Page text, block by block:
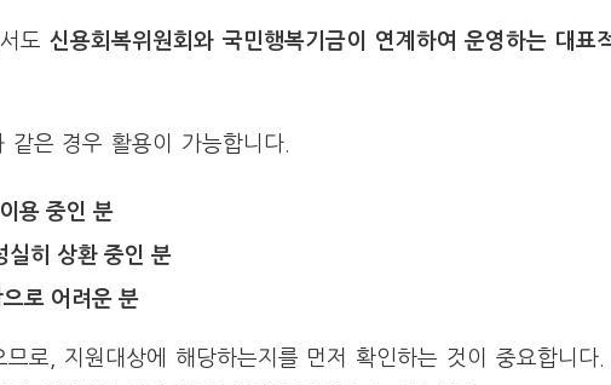
도 신용회복위원회와 국민행복기금이 연계하여 운영하는 대표
은 경우 활용이 가능합니다.
용 중인 분
실히 상환 중인 분
로 어려운 분
로, 지원대상에 해당하는지를 먼저 확인하는 것이 중요합니다.